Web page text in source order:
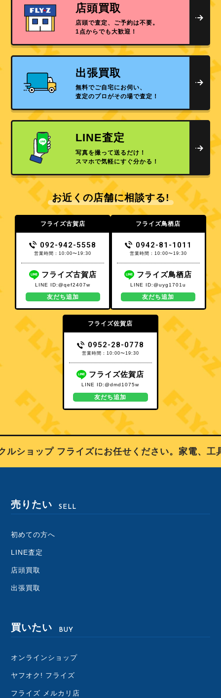
店頭買取
店頭で査定、ご予約は不要。
1点からでも大歓迎！
出張買取
無料でご自宅にお伺い、
査定のプロがその場で査定！
LINE査定
写真を撮って送るだけ！
スマホで気軽にすぐ分かる！
お近くの店舗に相談する!
フライズ古賀店
092-942-5558
営業時間：10:00〜19:30
フライズ古賀店
LINE ID:@qef2407w
友だち追加
フライズ鳥栖店
0942-81-1011
営業時間：10:00〜19:30
フライズ鳥栖店
LINE ID:@uyg1701u
友だち追加
フライズ佐賀店
0952-28-0778
営業時間：10:00〜19:30
フライズ佐賀店
LINE ID:@dmd1075w
友だち追加
ショップ フライズにお任せください。家電、工
売りたい SELL
初めての方へ
LINE査定
店頭買取
出張買取
買いたい BUY
オンラインショップ
ヤフオク! フライズ
フライズ メルカリ店